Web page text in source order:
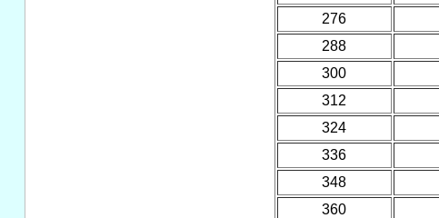
276
288
300
312
324
336
348
360